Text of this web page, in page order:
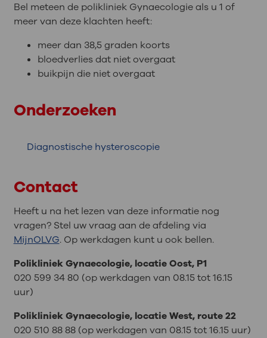
Bel meteen de polikliniek Gynaecologie als u 1 of
meer van deze klachten heeft:
meer dan 38,5 graden koorts
bloedverlies dat niet overgaat
buikpijn die niet overgaat
Onderzoeken
Diagnostische hysteroscopie
Contact
Heeft u na het lezen van deze informatie nog
vragen? Stel uw vraag aan de afdeling via
MijnOLVG. Op werkdagen kunt u ook bellen.
Polikliniek Gynaecologie, locatie Oost, P1
020 599 34 80 (op werkdagen van 08.15 tot 16.15
uur)
Polikliniek Gynaecologie, locatie West, route 22
020 510 88 88 (op werkdagen van 08.15 tot 16.15 uur)